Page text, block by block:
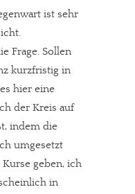
ist sehr
Frage. Sollen
kurzfristig in
hier eine
der Kreis auf
indem die
umgesetzt
geben, ich
in